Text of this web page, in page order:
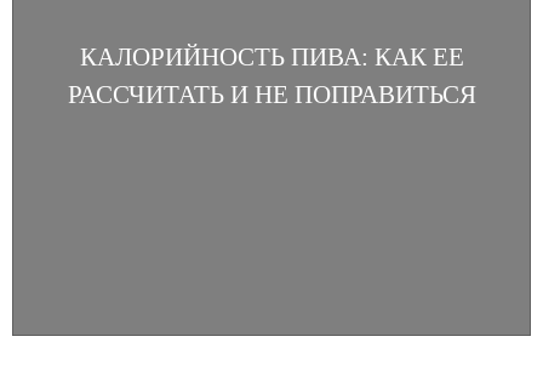
КАЛОРИЙНОСТЬ ПИВА: КАК ЕЕ
РАССЧИТАТЬ И НЕ ПОПРАВИТЬСЯ